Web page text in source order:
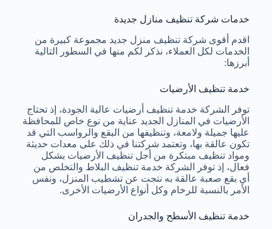
خدمات شركة تنظيف منازل جديدة
اقدم أقوى شركة تنظيف منزل جديد مجموعة كبيرة من
الخدمات لكل العملاء، نذكر لكم منها في السطور التالية
أبرزها:
خدمة تنظيف الأرضيات
توفر الشركة خدمة تنظيف أرضيات عالية الجودة، إذ تحتاج
الأرضيات في المنازل الجديد عناية من نوع خاص للمحافظة
عليها جميلة ولامعة، وتنظيفها من البقع والرواسب التي قد
تكون عالقة بها، وتعتمد شركتنا في ذلك على معدات حديثة
ومواد تنظيف مبتكرة من أجل تنظيف الأرضيات بشكل
فعال، إذ توفر الشركة خدمة تنظيف البلاط والتخلص من
أي بقع صعبة عالقة به نتجت عن تشطيب المنزل، ونفس
الأمر بالنسبة للرخام وكل أنواع الأرضيات الأخرى.
خدمة تنظيف الأسطح والجدران